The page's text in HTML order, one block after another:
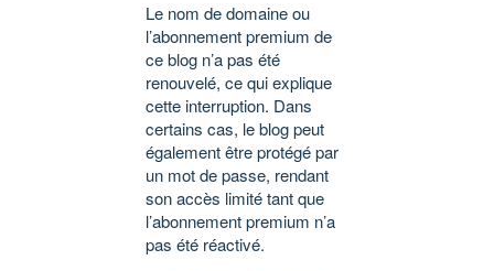
Le nom de domaine ou
l’abonnement premium de
ce blog n’a pas été
renouvelé, ce qui explique
cette interruption. Dans
certains cas, le blog peut
également être protégé par
un mot de passe, rendant
son accès limité tant que
l’abonnement premium n’a
pas été réactivé.